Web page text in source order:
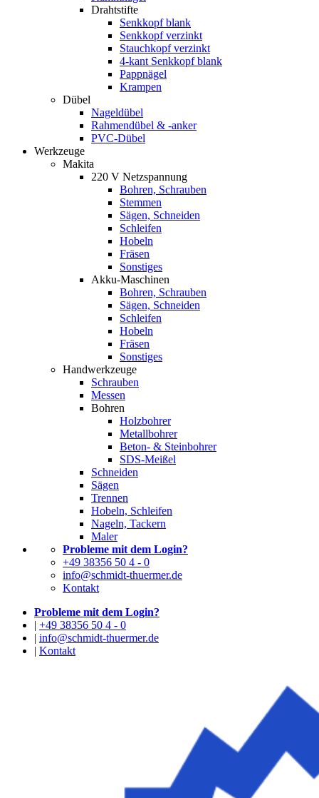
Drahtstifte
Senkkopf blank
Senkkopf verzinkt
Stauchkopf verzinkt
4-kant Senkkopf blank
Pappnägel
Krampen
Dübel
Nageldübel
Rahmendübel & -anker
PVC-Dübel
Werkzeuge
Makita
220 V Netzspannung
Bohren, Schrauben
Stemmen
Sägen, Schneiden
Schleifen
Hobeln
Fräsen
Sonstiges
Akku-Maschinen
Bohren, Schrauben
Sägen, Schneiden
Schleifen
Hobeln
Fräsen
Sonstiges
Handwerkzeuge
Schrauben
Messen
Bohren
Holzbohrer
Metallbohrer
Beton- & Steinbohrer
SDS-Meißel
Schneiden
Sägen
Trennen
Hobeln, Schleifen
Nageln, Tackern
Maler
Probleme mit dem Login?
+49 38356 50 4 - 0
info@schmidt-thuermer.de
Kontakt
Probleme mit dem Login?
| +49 38356 50 4 - 0
| info@schmidt-thuermer.de
| Kontakt